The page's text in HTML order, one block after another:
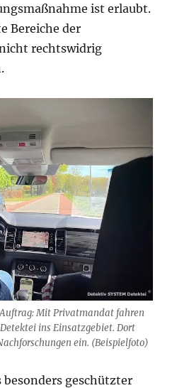
ist erlaubt.
Bereiche der
rechtswidrig
Mit Privatmandat fahren
ins Einsatzgebiet. Dort
ein. (Beispielfoto)
geschützter